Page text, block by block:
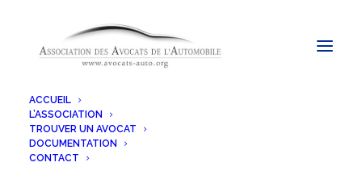
ACCUEIL
L’ASSOCIATION
TROUVER UN AVOCAT
DOCUMENTATION
CONTACT